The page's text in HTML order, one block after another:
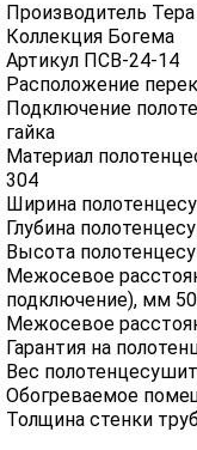
Производитель Тера
Коллекция Богема
Артикул ПСВ-24-14
Расположение
Подключение
гайка
Материал
304
Ширина
Глубина
Высота
Межосевое
подключение), мм
Межосевое
Гарантия на
Вес
Обогреваемое
Толщина стенки